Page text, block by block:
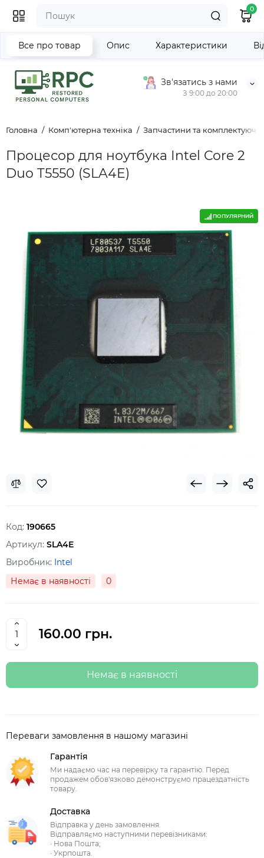
Зв'язатись з нами
З 9:00 до 20:00
0
Головна Комп'ютерна техніка Запчастини та комплектуючі
Процесор для ноутбука Intel Core 2
Duo T5550 (SLA4E)
Все про товар Опис Характеристики
ПОПУЛЯРНИЙ
Код: 190665
Артикул: SLA4E
Виробник: Intel
Немає в наявності
0
160.00 грн.
Немає в наявності
Переваги замовлення в нашому магазині
Гарантія
Ми надаємо час на перевірку та гарантію. Перед
продажем обов'язково демонструємо працездатність
товару.
Доставка
Відправка у день замовлення.
Відправляємо наступними перевізниками:
· Нова Пошта;
· Укрпошта.